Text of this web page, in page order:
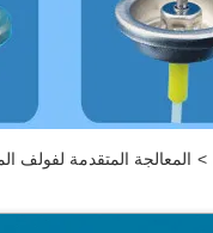
> المعالجة المتقدمة لفولف